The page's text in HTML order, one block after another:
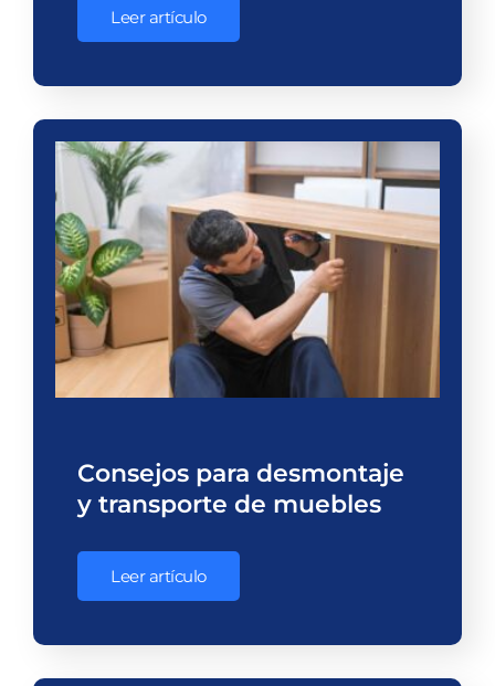
Leer artículo
Consejos para desmontaje
y transporte de muebles
Leer artículo